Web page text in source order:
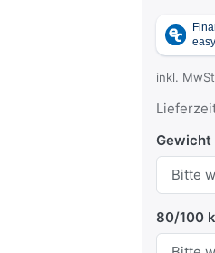
inkl.
Gewicht
80/100